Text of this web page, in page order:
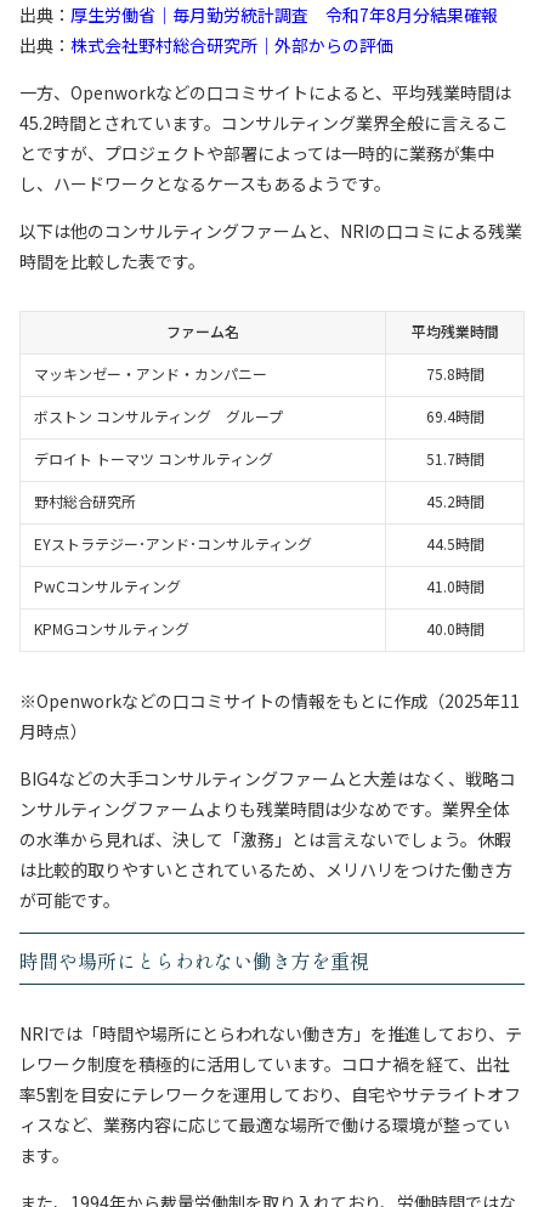
出典： 厚生労働省｜毎月勤労統計調査 令和7年8月分結果確報
出典： 株式会社野村総合研究所｜外部からの評価
一方、Openworkなどの口コミサイトによると、平均残業時間は
45.2時間とされています。コンサルティング業界全般に言えるこ
とですが、プロジェクトや部署によっては一時的に業務が集中
し、ハードワークとなるケースもあるようです。
以下は他のコンサルティングファームと、NRIの口コミによる残業
時間を比較した表です。
ファーム名 平均残業時間
マッキンゼー・アンド・カンパニー 75.8時間
ボストン コンサルティング グループ 69.4時間
デロイト トーマツ コンサルティング 51.7時間
野村総合研究所 45.2時間
EYストラテジー･アンド･コンサルティング 44.5時間
PwCコンサルティング 41.0時間
KPMGコンサルティング 40.0時間
※Openworkなどの口コミサイトの情報をもとに作成（2025年11
月時点）
BIG4などの大手コンサルティングファームと大差はなく、戦略コ
ンサルティングファームよりも残業時間は少なめです。業界全体
の水準から見れば、決して「激務」とは言えないでしょう。休暇
は比較的取りやすいとされているため、メリハリをつけた働き方
が可能です。
時間や場所にとらわれない働き方を重視
NRIでは「時間や場所にとらわれない働き方」を推進しており、テ
レワーク制度を積極的に活用しています。コロナ禍を経て、出社
率5割を目安にテレワークを運用しており、自宅やサテライトオフ
ィスなど、業務内容に応じて最適な場所で働ける環境が整ってい
ます。
また、1994年から裁量労働制を取り入れており、労働時間ではな